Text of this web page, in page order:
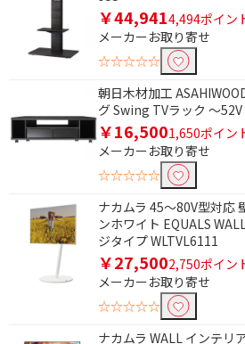
￥44,9414,494ポイン
メーカーお取り寄せ
☆☆☆☆☆
朝日木材加工
グ Swing TVラック ～
￥16,5001,650ポイン
メーカーお取り寄せ
☆☆☆☆☆
ナカムラ 45～80V型対応
ンホワイト EQUALS
ジタイプ WLTVL6111
￥27,5002,750ポイン
メーカーお取り寄せ
☆☆☆☆☆
ナカムラ WALL インテリ